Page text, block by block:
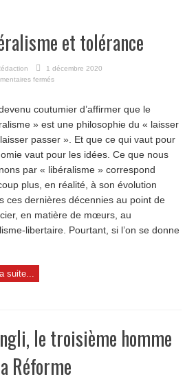
et tolérance
1 décembre 2020
fermés
tolérance
coutumier d’affirmer que le
» est une philosophie du « laisser
passer ». Et que ce qui vaut pour
vaut pour les idées. Ce que nous
par « libéralisme » correspond
plus, en réalité, à son évolution
ces dernières décennies au point de
en matière de mœurs, au
libertaire. Pourtant, si l’on se donne
suite...
le troisième homme
Réforme